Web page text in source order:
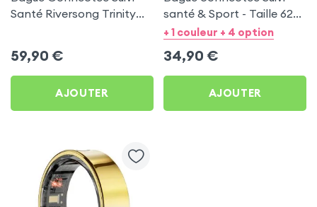
Santé Riversong Trinity
59,90 €
AJOUTER
santé & Sport - Taille 62
Or
+ 1 couleur + 4 option
34,90 €
AJOUTER